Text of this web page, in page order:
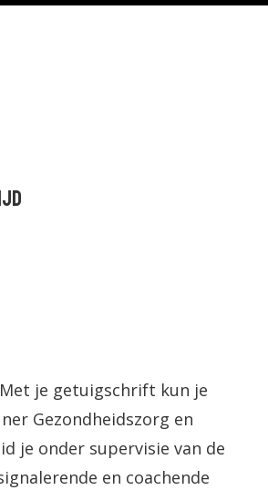
je getuigschrift kun je
Gezondheidszorg en
je onder supervisie van de
en coachende